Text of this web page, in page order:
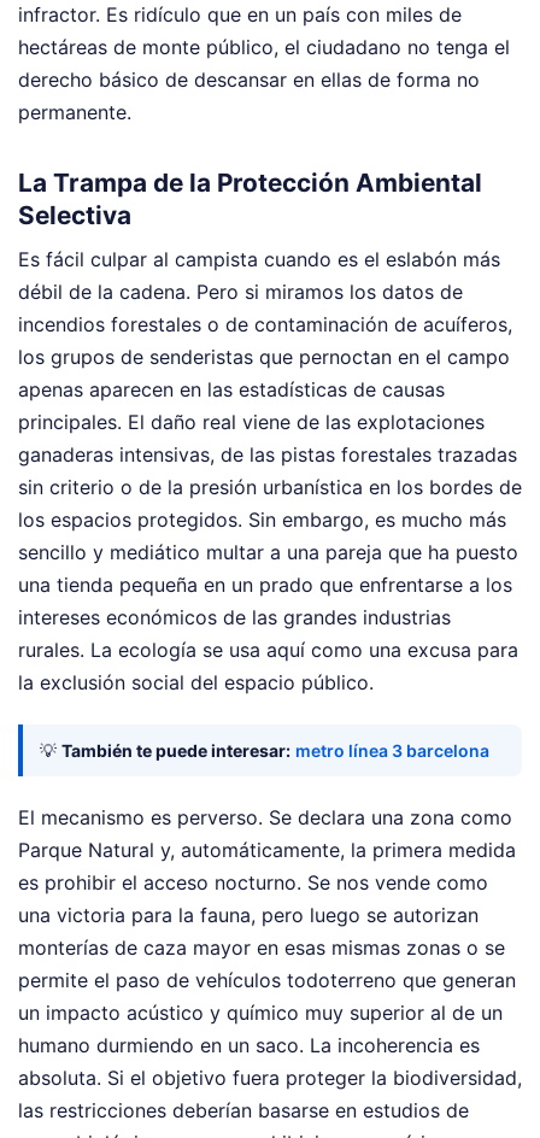
infractor. Es ridículo que en un país con miles de
hectáreas de monte público, el ciudadano no tenga el
derecho básico de descansar en ellas de forma no
permanente.
La Trampa de la Protección Ambiental
Selectiva
Es fácil culpar al campista cuando es el eslabón más
débil de la cadena. Pero si miramos los datos de
incendios forestales o de contaminación de acuíferos,
los grupos de senderistas que pernoctan en el campo
apenas aparecen en las estadísticas de causas
principales. El daño real viene de las explotaciones
ganaderas intensivas, de las pistas forestales trazadas
sin criterio o de la presión urbanística en los bordes de
los espacios protegidos. Sin embargo, es mucho más
sencillo y mediático multar a una pareja que ha puesto
una tienda pequeña en un prado que enfrentarse a los
intereses económicos de las grandes industrias
rurales. La ecología se usa aquí como una excusa para
la exclusión social del espacio público.
💡 También te puede interesar: metro línea 3 barcelona
El mecanismo es perverso. Se declara una zona como
Parque Natural y, automáticamente, la primera medida
es prohibir el acceso nocturno. Se nos vende como
una victoria para la fauna, pero luego se autorizan
monterías de caza mayor en esas mismas zonas o se
permite el paso de vehículos todoterreno que generan
un impacto acústico y químico muy superior al de un
humano durmiendo en un saco. La incoherencia es
absoluta. Si el objetivo fuera proteger la biodiversidad,
las restricciones deberían basarse en estudios de